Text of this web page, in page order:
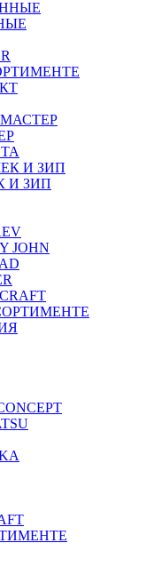
И ЗИП
JOHN